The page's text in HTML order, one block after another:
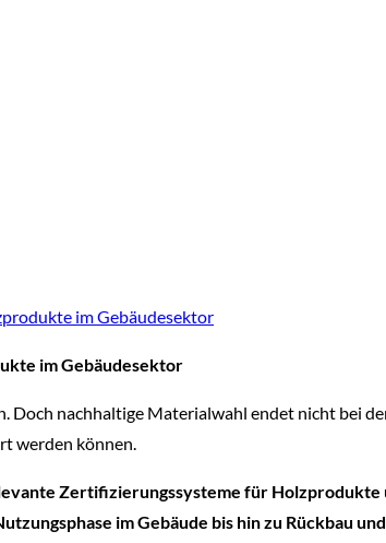
im Gebäudesektor
im Gebäudesektor
nachhaltige Materialwahl endet nicht bei
werden können.
Zertifizierungssysteme für Holzprodukte
im Gebäude bis hin zu Rückbau